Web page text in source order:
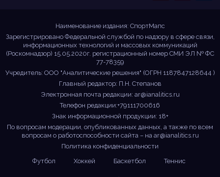
Наименование издания: СпортМапс
Зарегистрировано Федеральной службой по надзору в сфере связи,
информационных технологий и массовых коммуникаций
(Роскомнадзор) 15.05.2020г. регистрационный номер СМИ ЭЛ № ФС
77-78359
Учредитель: ООО "Аналитические решения" (ОГРН 1187847128644 )
Главный редактор: П.Н. Степанов
Электронная почта редакции: ar@ianalitics.ru
Телефон редакции:+79111700616
Знак информационной продукции: 18+
По вопросам модерации, опубликованных данных, а также по всем
вопросам о работоспособности сайта – на ar@ianalitics.ru
Политика конфиденциальности
Футбол
Хоккей Баскетбол Теннис